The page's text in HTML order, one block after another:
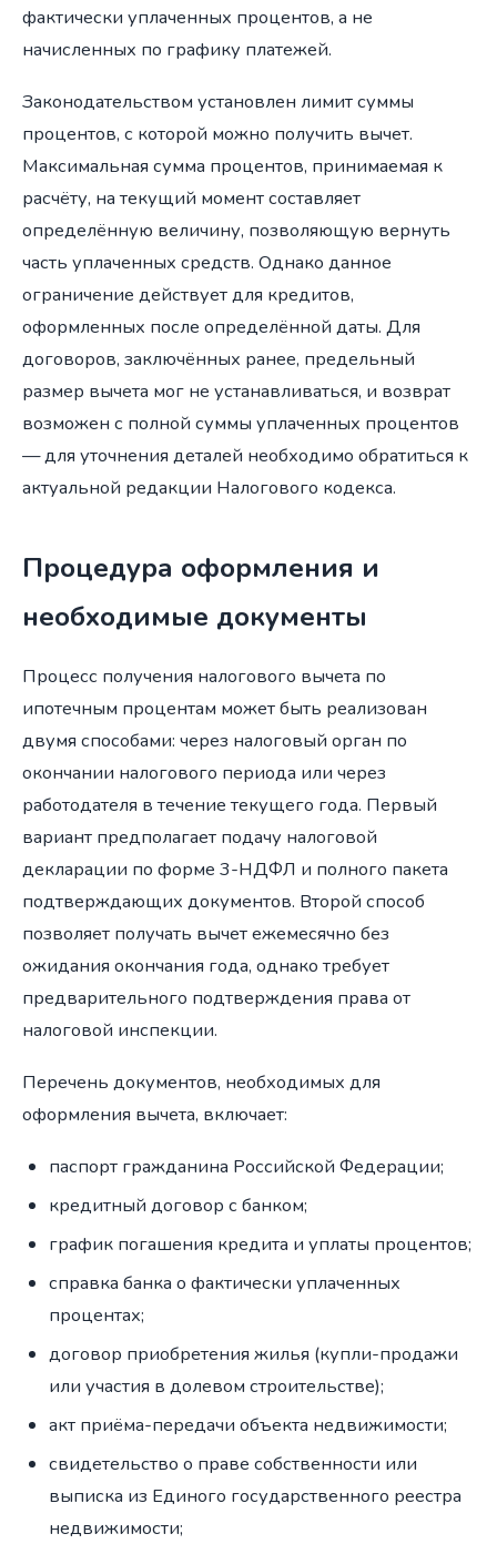
фактически уплаченных процентов, а не
начисленных по графику платежей.
Законодательством установлен лимит суммы
процентов, с которой можно получить вычет.
Максимальная сумма процентов, принимаемая к
расчёту, на текущий момент составляет
определённую величину, позволяющую вернуть
часть уплаченных средств. Однако данное
ограничение действует для кредитов,
оформленных после определённой даты. Для
договоров, заключённых ранее, предельный
размер вычета мог не устанавливаться, и возврат
возможен с полной суммы уплаченных процентов
— для уточнения деталей необходимо обратиться к
актуальной редакции Налогового кодекса.
Процедура оформления и
необходимые документы
Процесс получения налогового вычета по
ипотечным процентам может быть реализован
двумя способами: через налоговый орган по
окончании налогового периода или через
работодателя в течение текущего года. Первый
вариант предполагает подачу налоговой
декларации по форме 3-НДФЛ и полного пакета
подтверждающих документов. Второй способ
позволяет получать вычет ежемесячно без
ожидания окончания года, однако требует
предварительного подтверждения права от
налоговой инспекции.
Перечень документов, необходимых для
оформления вычета, включает:
паспорт гражданина Российской Федерации;
кредитный договор с банком;
график погашения кредита и уплаты процентов;
справка банка о фактически уплаченных
процентах;
договор приобретения жилья (купли-продажи
или участия в долевом строительстве);
акт приёма-передачи объекта недвижимости;
свидетельство о праве собственности или
выписка из Единого государственного реестра
недвижимости;